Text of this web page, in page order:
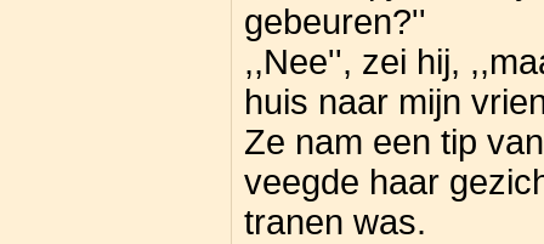
gebeuren?''
,,Nee'', zei hij,
huis naar mijn
Ze nam een tip
veegde haar
tranen was.